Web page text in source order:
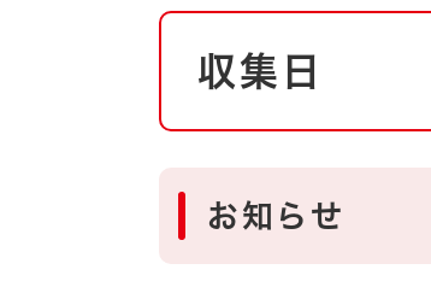
ごみ・衛生・動物 救急
自然・環境・公園
男女共同参画
本
収集日
お知らせ